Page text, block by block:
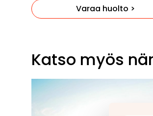
Varaa huolto >
Katso myös